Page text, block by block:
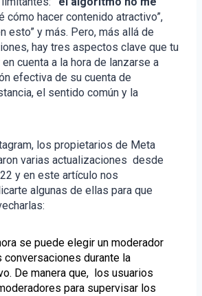
cómo hacer contenido atractivo”,
esto” y más. Pero, más allá de
hay tres aspectos clave que tu
cuenta a la hora de lanzarse a
efectiva de su cuenta de
el sentido común y la
los propietarios de Meta
varias actualizaciones desde
y en este artículo nos
algunas de ellas para que
se puede elegir un moderador
conversaciones durante la
De manera que, los usuarios
para supervisar los